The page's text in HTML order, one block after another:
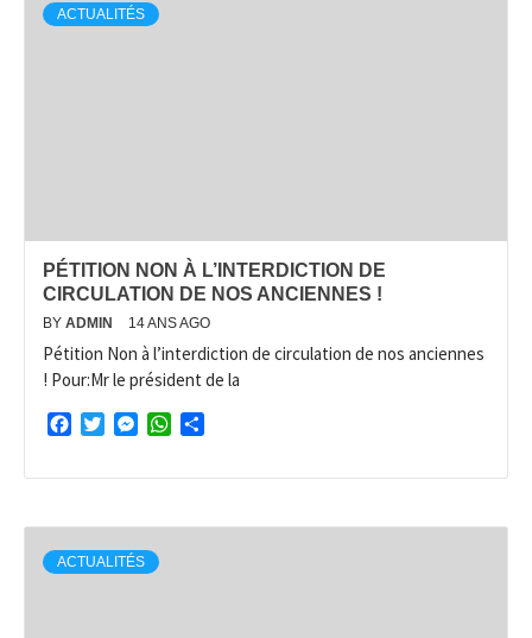
ACTUALITÉS
PÉTITION NON À L’INTERDICTION DE
CIRCULATION DE NOS ANCIENNES !
BY ADMIN 14 ANS AGO
Pétition Non à l’interdiction de circulation de nos anciennes
! Pour:Mr le président de la
FacebookTwitterMessengerWhatsApp
ACTUALITÉS